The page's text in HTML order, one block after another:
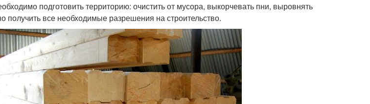
подготовить территорию: очистить от мусора, выкорчевать пни, выровнять
получить все необходимые разрешения на строительство.